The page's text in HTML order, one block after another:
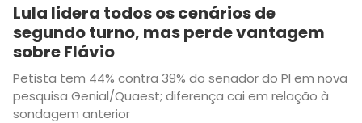
Lula lidera todos os cenários de
segundo turno, mas perde vantagem
sobre Flávio
Petista tem 44% contra 39% do senador do Pl em nova
pesquisa Genial/Quaest; diferença cai em relação à
sondagem anterior